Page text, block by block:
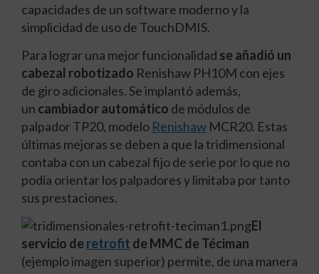
capacidades de un software moderno y la
simplicidad de uso de TouchDMIS.
Para lograr una mejor funcionalidad se añadió un
cabezal robotizado Renishaw PH10M con ejes
de giro adicionales. Se implantó además,
un cambiador automático de módulos de
palpador TP20, modelo Renishaw MCR20. Estas
últimas mejoras se deben a que la tridimensional
contaba con un cabezal fijo de serie por lo que no
podía orientar los palpadores y limitaba por tanto
sus prestaciones.
El
servicio deretrofit de MMC de Téciman
(ejemplo imagen superior) permite, de una manera